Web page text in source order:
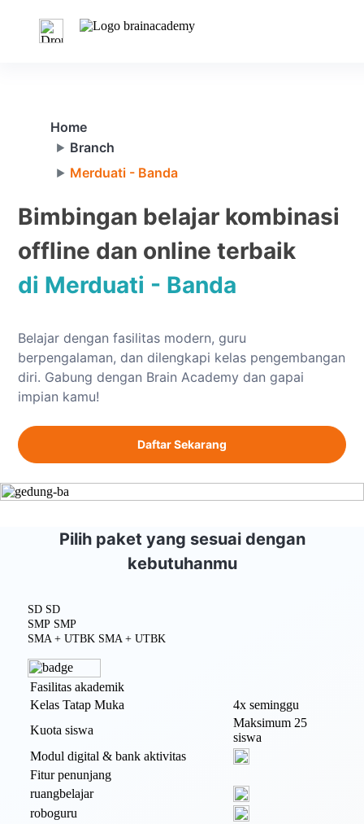
Home
Branch
Merduati - Banda
Bimbingan belajar kombinasi
offline dan online terbaik
di Merduati - Banda
Belajar dengan fasilitas modern, guru
berpengalaman, dan dilengkapi kelas pengembangan
diri. Gabung dengan Brain Academy dan gapai
impian kamu!
Daftar Sekarang
Pilih paket yang sesuai dengan
kebutuhanmu
SD SD
SMP SMP
SMA + UTBK SMA + UTBK
Fasilitas akademik
Kelas Tatap Muka
4x seminggu
Kuota siswa
Maksimum 25
siswa
Modul digital & bank aktivitas
Fitur penunjang
ruangbelajar
roboguru